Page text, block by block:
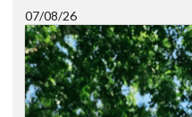
07/08/26